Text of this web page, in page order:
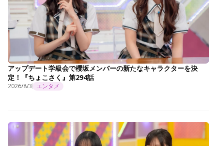
アップデート学級会で櫻坂メンバーの新たなキャラクターを決
定！『ちょこさく』第294話
2026/8/3 エンタメ